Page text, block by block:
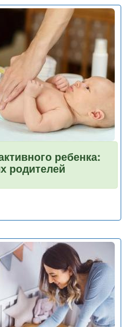
ребенка:
родителей